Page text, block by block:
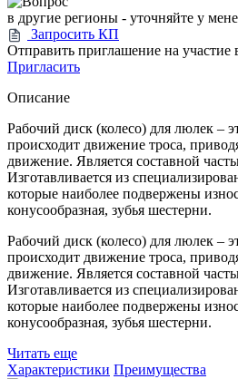
в другие регионы - уточняйте у
Запросить КП
Отправить приглашение на участие
Пригласить
Описание
Рабочий диск (колесо) для люлек –
происходит движение троса,
движение. Является составной
Изготавливается из
которые наиболее подвержены
конусообразная, зубья шестерни.
Рабочий диск (колесо) для люлек –
происходит движение троса,
движение. Является составной
Изготавливается из
которые наиболее подвержены
конусообразная, зубья шестерни.
Читать еще
Характеристики Преимущества